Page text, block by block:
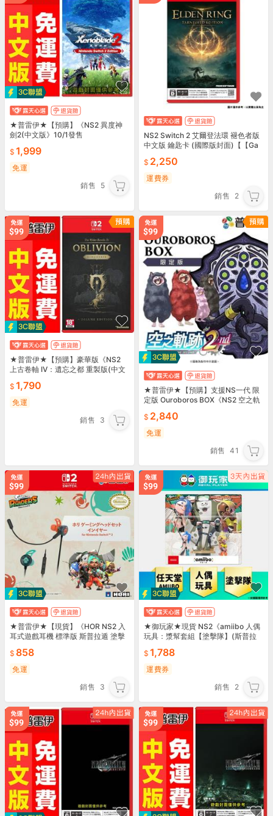
★普雷伊★【預購】《NS2 異度神
劍2(中文版》10/1發售
1,999
免運
銷售
5
NS2 Switch 2 艾爾登法環 褪色者版
中文版 鑰匙卡 (國際版封面)【【Ga
2,250
運費券
銷售
2
★普雷伊★【預購】豪華版《NS2
上古卷軸 IV：遺忘之都 重製版(中文
1,790
免運
銷售
3
★普雷伊★【預購】支援NS一代 限
定版 Ouroboros BOX《NS2 空之軌
2,840
免運
銷售 41
★普雷伊★【現貨】《HOR NS2 入
耳式遊戲耳機 標準版 斯普拉遁 塗擊
858
免運
銷售
3
★御玩家★現貨 NS2《amiibo 人偶
玩具：漿幫套組【塗擊隊】(斯普拉
1,788
運費券
銷售
2